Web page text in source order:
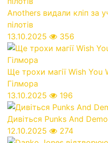
Anothers видали кліп за
пілотів
13.10.2025
356
Ще трохи магії Wish You
Гілмора
13.10.2025
196
Дивіться Punks And
12.10.2025
274